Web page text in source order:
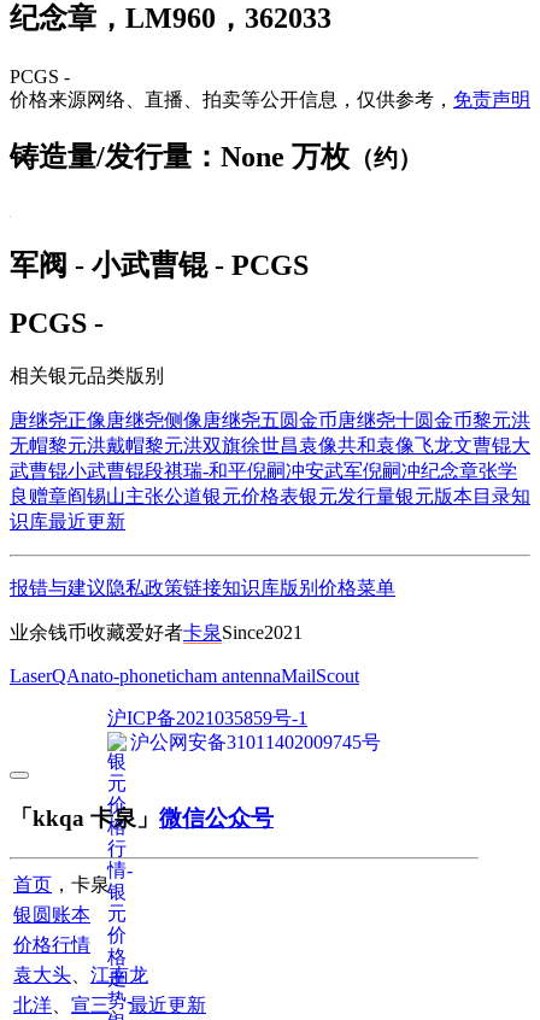
纪念章，LM960，362033
PCGS -
价格来源网络、直播、拍卖等公开信息，仅供参考， 免责声明
铸造量/发行量：None 万枚 （约）
军阀 - 小武曹锟 - PCGS
PCGS -
相关银元品类版别
唐继尧正像唐继尧侧像唐继尧五圆金币唐继尧十圆金币黎元洪
无帽黎元洪戴帽黎元洪双旗徐世昌袁像共和袁像飞龙文曹锟大
武曹锟小武曹锟段祺瑞-和平倪嗣冲安武军倪嗣冲纪念章张学
良赠章阎锡山主张公道银元价格表银元发行量银元版本目录知
识库最近更新
报错与建议隐私政策链接知识库版别 价格菜单
业余钱币收藏爱好者卡泉Since2021
LaserQAnato-phoneticham antennaMailScout
沪ICP备2021035859号-1
沪公网安备31011402009745号
「kkqa 卡泉」 微信公众号
首页 ，卡泉
银圆账本
价格行情
袁大头
江南龙
北洋
宣三、最近更新